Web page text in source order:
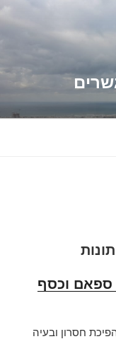
ספאם וכסף
חסרון ובעיה